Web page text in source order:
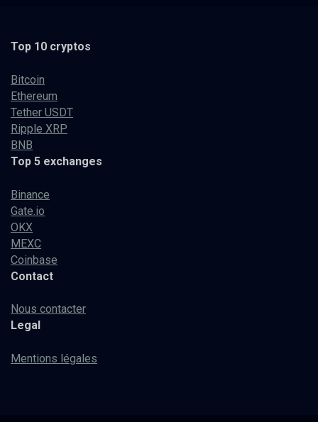
Top 10 cryptos
Bitcoin
Ethereum
Tether USDT
Ripple XRP
BNB
Top 5 exchanges
Binance
Gate.io
OKX
MEXC
Coinbase
Contact
Nous contacter
Legal
Mentions légales